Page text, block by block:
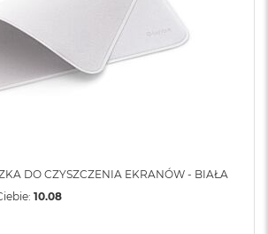
DO CZYSZCZENIA EKRANÓW - BIAŁA
10.08